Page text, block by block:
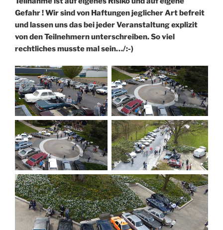
Gefahr ! Wir sind von Haftungen jeglicher Art befreit
und lassen uns das bei jeder Veranstaltung explizit
von den Teilnehmern unterschreiben. So viel
rechtliches musste mal sein…/:-)